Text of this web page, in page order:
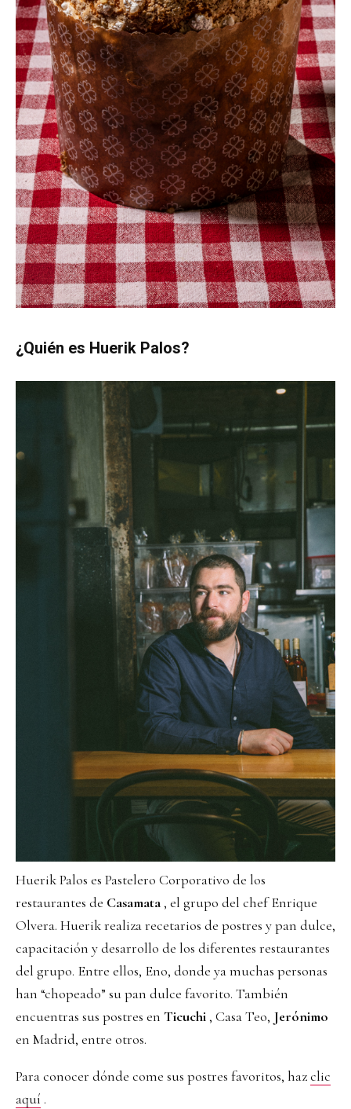
¿Quién es Huerik Palos?
Huerik Palos es Pastelero Corporativo de los
restaurantes de Casamata , el grupo del chef Enrique
Olvera. Huerik realiza recetarios de postres y pan dulce,
capacitación y desarrollo de los diferentes restaurantes
del grupo. Entre ellos, Eno, donde ya muchas personas
han “chopeado” su pan dulce favorito. También
encuentras sus postres en Ticuchi , Casa Teo, Jerónimo
en Madrid, entre otros.
Para conocer dónde come sus postres favoritos, hazclic
aquí .